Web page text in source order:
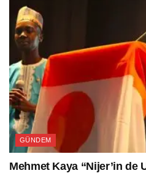
GÜNDEM
Mehmet Kaya “Nijer’in de